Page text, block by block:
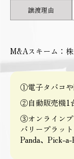
譲渡理由
M&Aスキーム：株
①電子タバコ
②自動販売機1
③オンラインプ
バリープラッ
Panda、Pick-